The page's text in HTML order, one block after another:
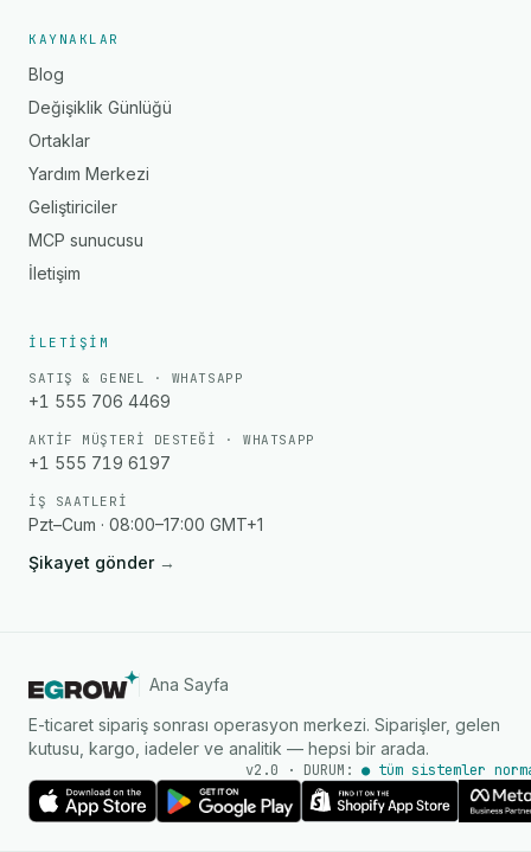
KAYNAKLAR
Blog
Değişiklik Günlüğü
Ortaklar
Yardım Merkezi
Geliştiriciler
MCP sunucusu
İletişim
İLETIŞIM
SATIŞ & GENEL · WHATSAPP
+1 555 706 4469
AKTIF MÜŞTERI DESTEĞI · WHATSAPP
+1 555 719 6197
İŞ SAATLERI
Pzt–Cum · 08:00–17:00 GMT+1
Şikayet gönder →
Ana Sayfa
E-ticaret sipariş sonrası operasyon merkezi. Siparişler, gelen
kutusu, kargo, iadeler ve analitik — hepsi bir arada.
v2.0 · DURUM: ● tüm sistemler